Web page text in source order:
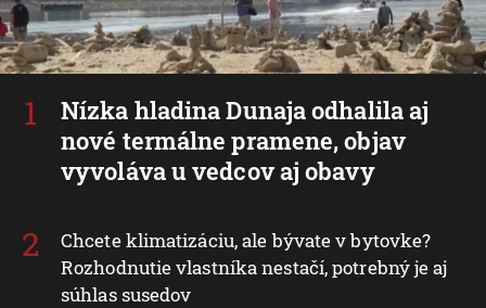
Nízka hladina Dunaja odhalila aj
nové termálne pramene, objav
vyvoláva u vedcov aj obavy
Chcete klimatizáciu, ale bývate v bytovke?
Rozhodnutie vlastníka nestačí, potrebný je aj
súhlas susedov